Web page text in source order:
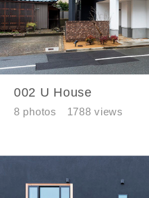
002 U House
8 photos 1788 views
ご住所
郵便番号
都道府県
市区町村